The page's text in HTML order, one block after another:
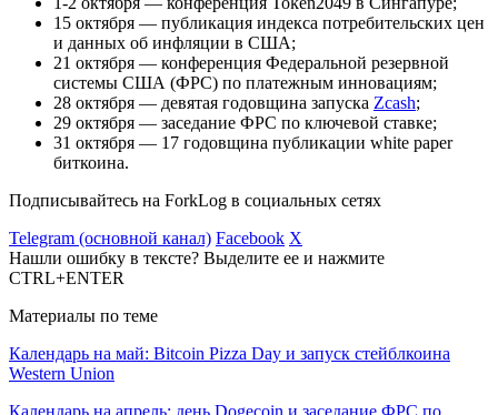
15 октября — публикация индекса потребительских цен
и данных об инфляции в США;
21 октября — конференция Федеральной резервной
системы США (ФРС) по платежным инновациям;
28 октября — девятая годовщина запуска Zcash;
29 октября — заседание ФРС по ключевой ставке;
31 октября — 17 годовщина публикации white paper
биткоина.
Подписывайтесь на ForkLog в социальных сетях
Telegram (основной канал) Facebook X
Нашли ошибку в тексте? Выделите ее и нажмите
CTRL+ENTER
Материалы по теме
Календарь на май: Bitcoin Pizza Day и запуск стейблкоина
Western Union
Календарь на апрель: день Dogecoin и заседание ФРС по